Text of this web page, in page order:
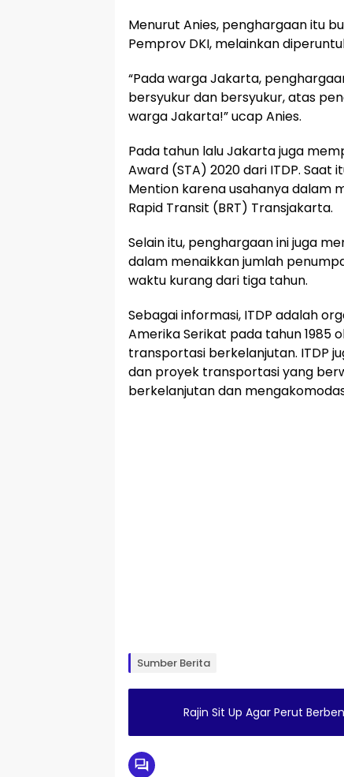
Menurut Anies, penghargaan itu
Pemprov DKI, melainkan
“Pada warga Jakarta,
bersyukur dan bersyukur, atas
warga Jakarta!” ucap Anies.
Pada tahun lalu Jakarta juga
Award (STA) 2020 dari ITDP.
Mention karena usahanya dalam
Rapid Transit (BRT) Transjakarta.
Selain itu, penghargaan ini juga
dalam menaikkan jumlah
waktu kurang dari tiga tahun.
Sebagai informasi, ITDP adalah
Amerika Serikat pada tahun 1985
transportasi berkelanjutan. ITDP
dan proyek transportasi yang
berkelanjutan dan
Sumber Berita
Rajin Sit Up Agar Perut